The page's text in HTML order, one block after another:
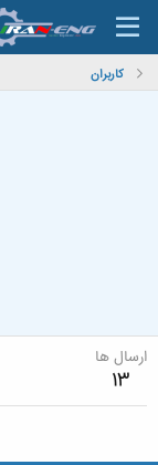
کاربران
ارسال ها
13